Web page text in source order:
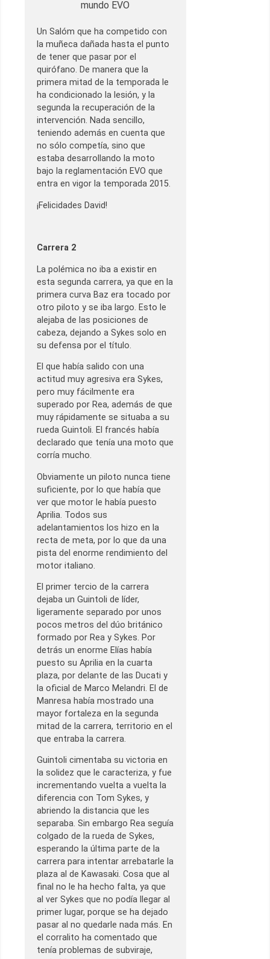
mundo EVO
Un Salóm que ha competido con
la muñeca dañada hasta el punto
de tener que pasar por el
quirófano. De manera que la
primera mitad de la temporada le
ha condicionado la lesión, y la
segunda la recuperación de la
intervención. Nada sencillo,
teniendo además en cuenta que
no sólo competía, sino que
estaba desarrollando la moto
bajo la reglamentación EVO que
entra en vigor la temporada 2015.
¡Felicidades David!
Carrera 2
La polémica no iba a existir en
esta segunda carrera, ya que en la
primera curva Baz era tocado por
otro piloto y se iba largo. Esto le
alejaba de las posiciones de
cabeza, dejando a Sykes solo en
su defensa por el título.
El que había salido con una
actitud muy agresiva era Sykes,
pero muy fácilmente era
superado por Rea, además de que
muy rápidamente se situaba a su
rueda Guintoli. El francés había
declarado que tenía una moto que
corría mucho.
Obviamente un piloto nunca tiene
suficiente, por lo que había que
ver que motor le había puesto
Aprilia. Todos sus
adelantamientos los hizo en la
recta de meta, por lo que da una
pista del enorme rendimiento del
motor italiano.
El primer tercio de la carrera
dejaba un Guintoli de líder,
ligeramente separado por unos
pocos metros del dúo británico
formado por Rea y Sykes. Por
detrás un enorme Elías había
puesto su Aprilia en la cuarta
plaza, por delante de las Ducati y
la oficial de Marco Melandri. El de
Manresa había mostrado una
mayor fortaleza en la segunda
mitad de la carrera, territorio en el
que entraba la carrera.
Guintoli cimentaba su victoria en
la solidez que le caracteriza, y fue
incrementando vuelta a vuelta la
diferencia con Tom Sykes, y
abriendo la distancia que les
separaba. Sin embargo Rea seguía
colgado de la rueda de Sykes,
esperando la última parte de la
carrera para intentar arrebatarle la
plaza al de Kawasaki. Cosa que al
final no le ha hecho falta, ya que
al ver Sykes que no podía llegar al
primer lugar, porque se ha dejado
pasar al no quedarle nada más. En
el corralito ha comentado que
tenía problemas de subviraje,